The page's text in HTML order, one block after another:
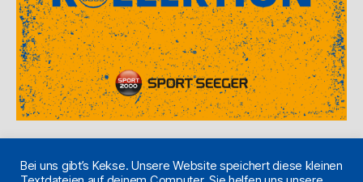
Bei uns gibt’s Kekse. Unsere Website speichert diese kleinen